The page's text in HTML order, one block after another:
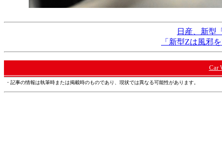
日産、新型
「新型Zは風邪
Car
・記事の情報は執筆時または掲載時のものであり、現状では異なる可能性があります。